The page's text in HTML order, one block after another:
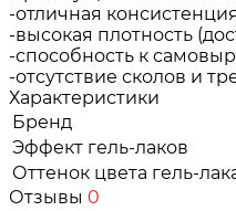
-отличная
-высокая плотность
-способность к
-отсутствие сколов и
Характеристики
Бренд
Эффект гель-лаков
Оттенок цвета гель-
Отзывы 0